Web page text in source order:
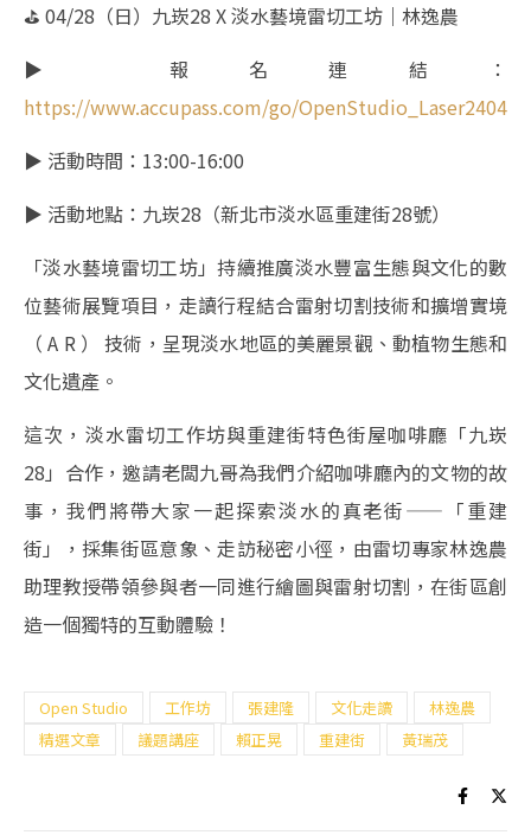
⛳︎ 04/28（日）九崁28 X 淡水藝境雷切工坊｜林逸農
▶︎ 報名連結：
https://www.accupass.com/go/OpenStudio_Laser2404
▶︎ 活動時間：13:00-16:00
▶︎ 活動地點：九崁28（新北市淡水區重建街28號）
「淡水藝境雷切工坊」持續推廣淡水豐富生態與文化的數
位藝術展覽項目，走讀行程結合雷射切割技術和擴增實境
（ A R ） 技術，呈現淡水地區的美麗景觀、動植物生態和
文化遺產。
這次，​​​​​​​淡水雷切工作坊與重建街特色街屋咖啡廳「九崁
28」合作，邀請老闆九哥為我們介紹咖啡廳內的文物的故
事，我們將帶大家一起探索淡水的真老街——「重建
街」，採集街區意象、走訪秘密小徑，由雷切專家林逸農
助理教授帶領參與者一同進行繪圖與雷射切割，在街區創
造一個獨特的互動體驗！
Open Studio 工作坊 張建隆 文化走讀
林逸農
精選文章
議題講座 賴正晃 重建街 黃瑞茂